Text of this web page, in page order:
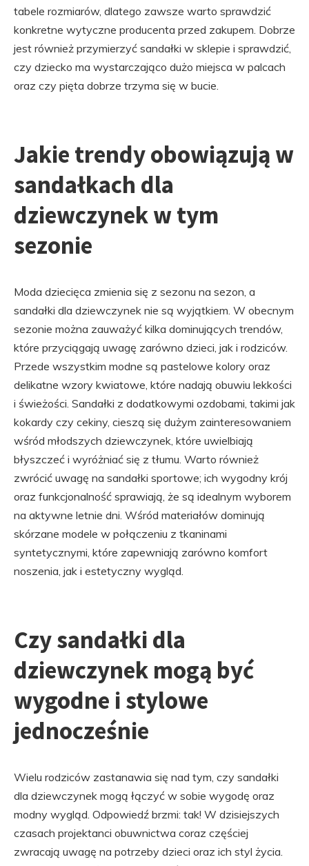
tabele rozmiarów, dlatego zawsze warto sprawdzić
konkretne wytyczne producenta przed zakupem. Dobrze
jest również przymierzyć sandałki w sklepie i sprawdzić,
czy dziecko ma wystarczająco dużo miejsca w palcach
oraz czy pięta dobrze trzyma się w bucie.
Jakie trendy obowiązują w
sandałkach dla
dziewczynek w tym
sezonie
Moda dziecięca zmienia się z sezonu na sezon, a
sandałki dla dziewczynek nie są wyjątkiem. W obecnym
sezonie można zauważyć kilka dominujących trendów,
które przyciągają uwagę zarówno dzieci, jak i rodziców.
Przede wszystkim modne są pastelowe kolory oraz
delikatne wzory kwiatowe, które nadają obuwiu lekkości
i świeżości. Sandałki z dodatkowymi ozdobami, takimi jak
kokardy czy cekiny, cieszą się dużym zainteresowaniem
wśród młodszych dziewczynek, które uwielbiają
błyszczeć i wyróżniać się z tłumu. Warto również
zwrócić uwagę na sandałki sportowe; ich wygodny krój
oraz funkcjonalność sprawiają, że są idealnym wyborem
na aktywne letnie dni. Wśród materiałów dominują
skórzane modele w połączeniu z tkaninami
syntetycznymi, które zapewniają zarówno komfort
noszenia, jak i estetyczny wygląd.
Czy sandałki dla
dziewczynek mogą być
wygodne i stylowe
jednocześnie
Wielu rodziców zastanawia się nad tym, czy sandałki
dla dziewczynek mogą łączyć w sobie wygodę oraz
modny wygląd. Odpowiedź brzmi: tak! W dzisiejszych
czasach projektanci obuwnictwa coraz częściej
zwracają uwagę na potrzeby dzieci oraz ich styl życia.